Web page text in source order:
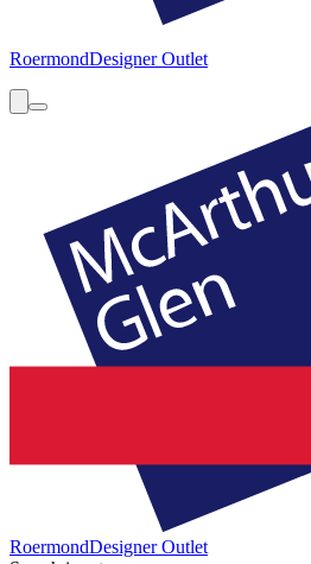
RoermondDesigner Outlet
RoermondDesigner Outlet